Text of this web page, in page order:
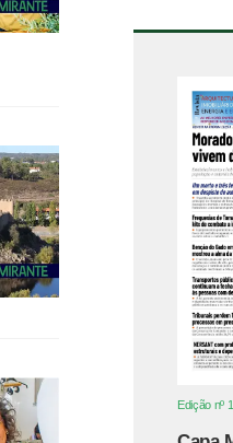
Edição nº